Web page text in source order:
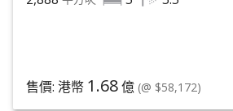
售價: 港幣 1.68億 (@ $58,172)